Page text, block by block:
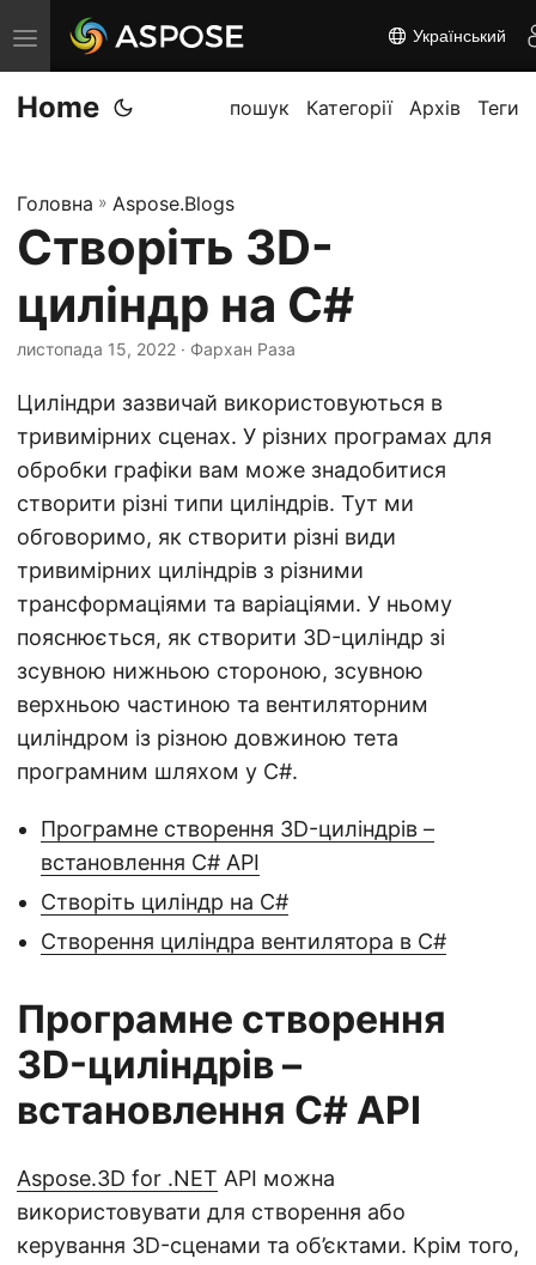
П
е
р
к
н
и
а
в
і
г
а
ц
ю
Український
Home пошук Категорії Архів Теги
Головна » Aspose.Blogs
Створіть 3D-
циліндр на C#
листопада 15, 2022 · Фархан Раза
Циліндри зазвичай використовуються в
тривимірних сценах. У різних програмах для
обробки графіки вам може знадобитися
створити різні типи циліндрів. Тут ми
обговоримо, як створити різні види
тривимірних циліндрів з різними
трансформаціями та варіаціями. У ньому
пояснюється, як створити 3D-циліндр зі
зсувною нижньою стороною, зсувною
верхньою частиною та вентиляторним
циліндром із різною довжиною тета
програмним шляхом у C#.
Програмне створення 3D-циліндрів –
встановлення C# API
Створіть циліндр на C#
Створення циліндра вентилятора в C#
Програмне створення
3D-циліндрів –
встановлення C# API
Aspose.3D for .NET API можна
використовувати для створення або
керування 3D-сценами та об’єктами. Крім того,